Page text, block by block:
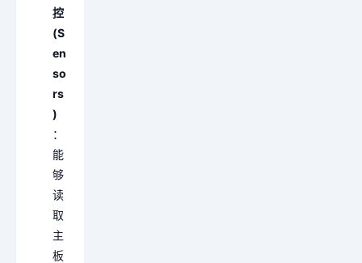
控
(S
en
so
rs
)
：
能
够
读
取
主
板